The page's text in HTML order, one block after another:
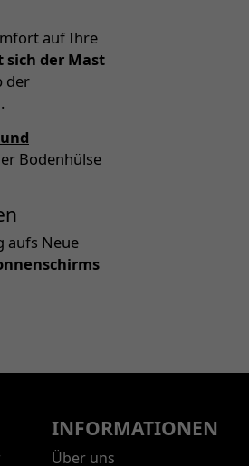
auf Ihre
der Mast
der
Bodenhülse
aufs Neue
INFORMATIONEN
Über uns